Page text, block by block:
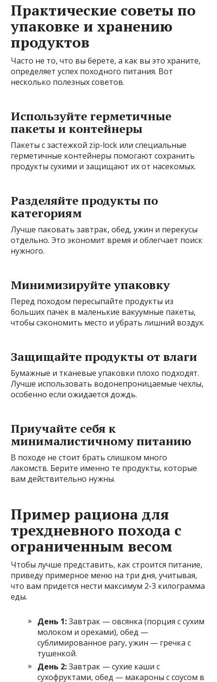
Практические советы по
упаковке и хранению
продуктов
Часто не то, что вы берете, а как вы это храните,
определяет успех походного питания. Вот
несколько полезных советов.
Используйте герметичные
пакеты и контейнеры
Пакеты с застежкой zip-lock или специальные
герметичные контейнеры помогают сохранить
продукты сухими и защищают их от насекомых.
Разделяйте продукты по
категориям
Лучше паковать завтрак, обед, ужин и перекусы
отдельно. Это экономит время и облегчает поиск
нужного.
Минимизируйте упаковку
Перед походом пересыпайте продукты из
больших пачек в маленькие вакуумные пакеты,
чтобы сэкономить место и убрать лишний воздух.
Защищайте продукты от влаги
Бумажные и тканевые упаковки плохо подходят.
Лучше использовать водонепроницаемые чехлы,
особенно если ожидается дождь.
Приучайте себя к
минималистичному питанию
В походе не стоит брать слишком много
лакомств. Берите именно те продукты, которые
вам действительно нужны.
Пример рациона для
трехдневного похода с
ограниченным весом
Чтобы лучше представить, как строится питание,
приведу примерное меню на три дня, учитывая,
что вам придется нести максимум 2-3 килограмма
еды.
День 1:Завтрак — овсянка (порция с сухим
молоком и орехами), обед —
сублимированное рагу, ужин — гречка с
тушенкой.
День 2:Завтрак — сухие каши с
сухофруктами, обед — макароны с соусом в